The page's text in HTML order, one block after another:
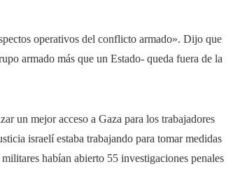
operativos del conflicto armado». Dijo que
armado más que un Estado- queda fuera de la
un mejor acceso a Gaza para los trabajadores
israelí estaba trabajando para tomar medidas
habían abierto 55 investigaciones penales